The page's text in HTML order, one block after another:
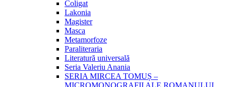
Coligat
Lakonia
Magister
Masca
Metamorfoze
Paraliteraria
Literatură universală
Seria Valeriu Anania
SERIA MIRCEA TOMUȘ –
MICROMONOGRAFII ALE ROMANULUI